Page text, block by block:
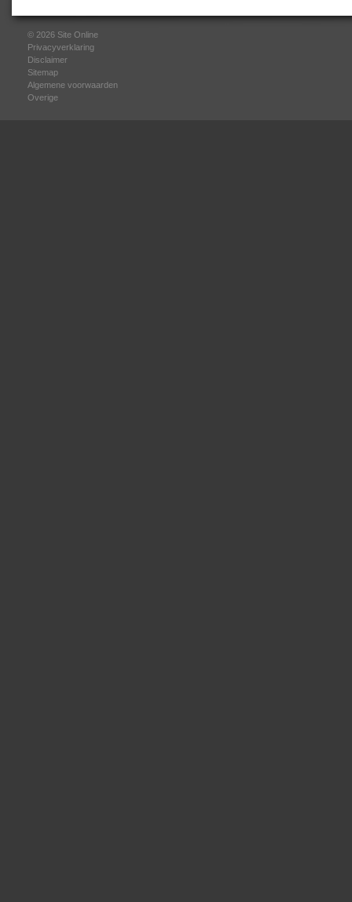
© 2026 Site Online
Privacyverklaring
Disclaimer
Sitemap
Algemene voorwaarden
Overige